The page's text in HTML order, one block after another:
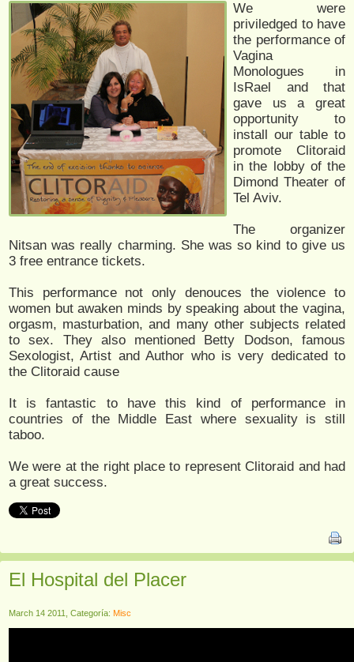
We were
priviledged to have
the performance of
Vagina
Monologues in
IsRael and that
gave us a great
opportunity to
install our table to
promote Clitoraid
in the lobby of the
Dimond Theater of
Tel Aviv.
The organizer
Nitsan was really charming. She was so kind to give us
3 free entrance tickets.
This performance not only denouces the violence to
women but awaken minds by speaking about the vagina,
orgasm, masturbation, and many other subjects related
to sex. They also mentioned Betty Dodson, famous
Sexologist, Artist and Author who is very dedicated to
the Clitoraid cause
It is fantastic to have this kind of performance in
countries of the Middle East where sexuality is still
taboo.
We were at the right place to represent Clitoraid and had
a great success.
El Hospital del Placer
March 14 2011, Categoría: Misc